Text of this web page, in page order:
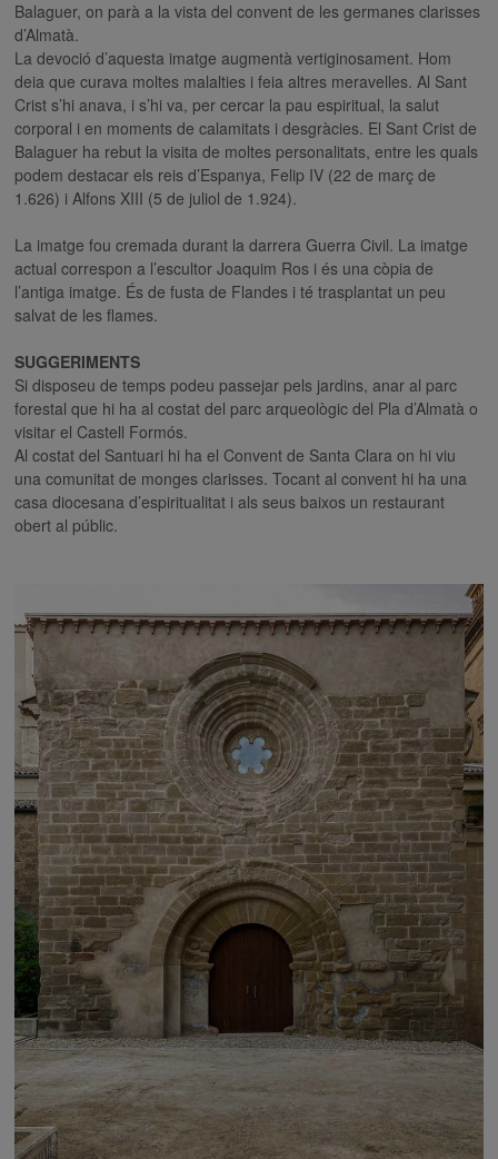
Balaguer, on parà a la vista del convent de les germanes clarisses
d’Almatà.
La devoció d’aquesta imatge augmentà vertiginosament. Hom
deia que curava moltes malalties i feia altres meravelles. Al Sant
Crist s’hi anava, i s’hi va, per cercar la pau espiritual, la salut
corporal i en moments de calamitats i desgràcies. El Sant Crist de
Balaguer ha rebut la visita de moltes personalitats, entre les quals
podem destacar els reis d’Espanya, Felip IV (22 de març de
1.626) i Alfons XIII (5 de juliol de 1.924).
La imatge fou cremada durant la darrera Guerra Civil. La imatge
actual correspon a l’escultor Joaquim Ros i és una còpia de
l’antiga imatge. És de fusta de Flandes i té trasplantat un peu
salvat de les flames.
SUGGERIMENTS
Si disposeu de temps podeu passejar pels jardins, anar al parc
forestal que hi ha al costat del parc arqueològic del Pla d’Almatà o
visitar el Castell Formós.
Al costat del Santuari hi ha el Convent de Santa Clara on hi viu
una comunitat de monges clarisses. Tocant al convent hi ha una
casa diocesana d’espiritualitat i als seus baixos un restaurant
obert al públic.